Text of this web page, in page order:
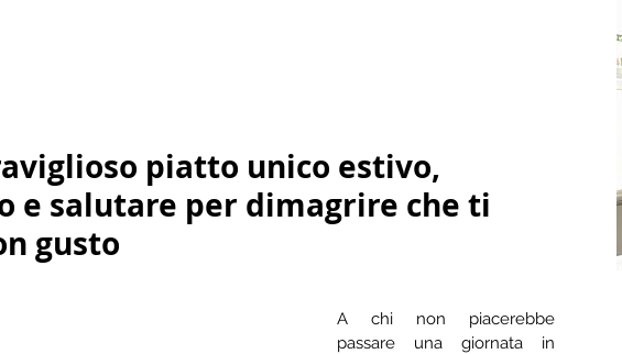
piatto unico estivo,
e salutare per dimagrire che ti
gusto
NaN stelle su 5.
A chi non piacerebbe
passare una giornata in